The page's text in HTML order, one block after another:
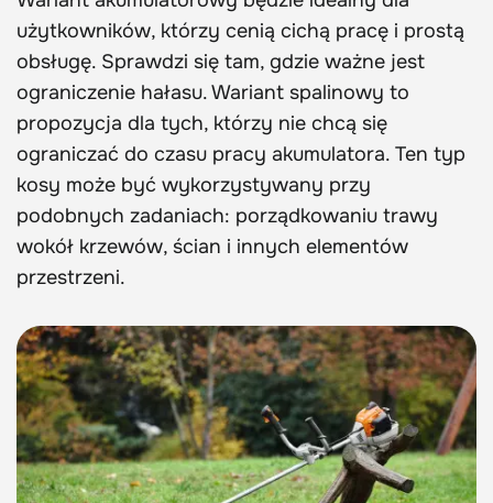
użytkowników, którzy cenią cichą pracę i prostą
obsługę. Sprawdzi się tam, gdzie ważne jest
ograniczenie hałasu. Wariant spalinowy to
propozycja dla tych, którzy nie chcą się
ograniczać do czasu pracy akumulatora. Ten typ
kosy może być wykorzystywany przy
podobnych zadaniach: porządkowaniu trawy
wokół krzewów, ścian i innych elementów
przestrzeni.